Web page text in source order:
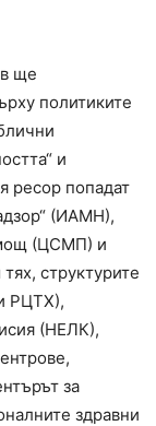
ще
политиките
и
ресор попадат
(ИАМН),
(ЦСМП) и
структурите
РЦТХ),
(НЕЛК),
за
здравни